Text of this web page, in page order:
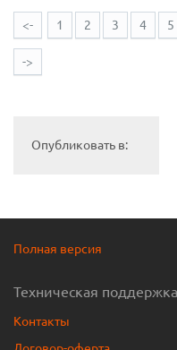
<- 1 2 3 4 5
->
Опубликовать в:
Полная версия
Техническая
Контакты